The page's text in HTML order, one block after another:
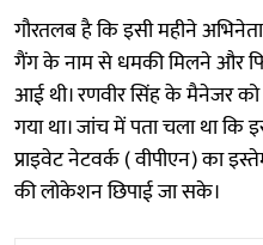
गौरतलब है कि इसी महीने
गैंग के नाम से धमकी मिलने और
आई थी। रणवीर सिंह के मैनेजर
गया था। जांच में पता चला था
प्राइवेट नेटवर्क ( वीपीएन) का
की लोकेशन छिपाई जा सके।